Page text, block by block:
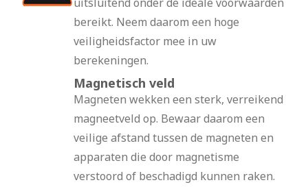
bereikt. Neem daarom een hoge
veiligheidsfactor mee in uw
berekeningen.
Magnetisch veld
Magneten wekken een sterk, verreikend
magneetveld op. Bewaar daarom een
veilige afstand tussen de magneten en
apparaten die door magnetisme
verstoord of beschadigd kunnen raken.